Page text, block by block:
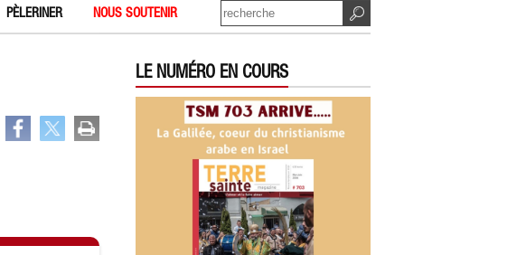
PÈLERINER NOUS SOUTENIR
LE NUMÉRO EN COURS